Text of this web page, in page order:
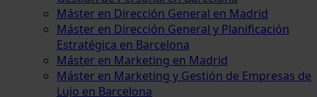
Máster en Dirección General en Madrid
Máster en Dirección General y Planificación
Estratégica en Barcelona
Máster en Marketing en Madrid
Máster en Marketing y Gestión de Empresas de
Lujo en Barcelona